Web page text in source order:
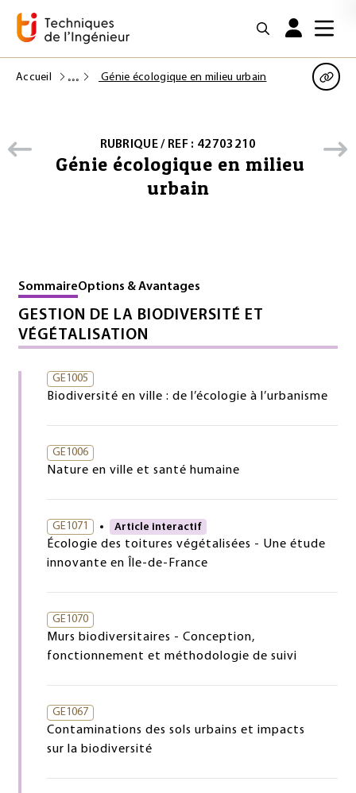
Accueil Génie écologique en milieu urbain
RUBRIQUE / REF : 42703210
Génie écologique en milieu
urbain
SommaireOptions & Avantages
GESTION DE LA BIODIVERSITÉ ET
VÉGÉTALISATION
GE1005
Biodiversité en ville : de l’écologie à l’urbanisme
GE1006
Nature en ville et santé humaine
GE1071 Article interactif
Écologie des toitures végétalisées - Une étude
innovante en Île-de-France
GE1070
Murs biodiversitaires - Conception,
fonctionnement et méthodologie de suivi
GE1067
Contaminations des sols urbains et impacts
sur la biodiversité